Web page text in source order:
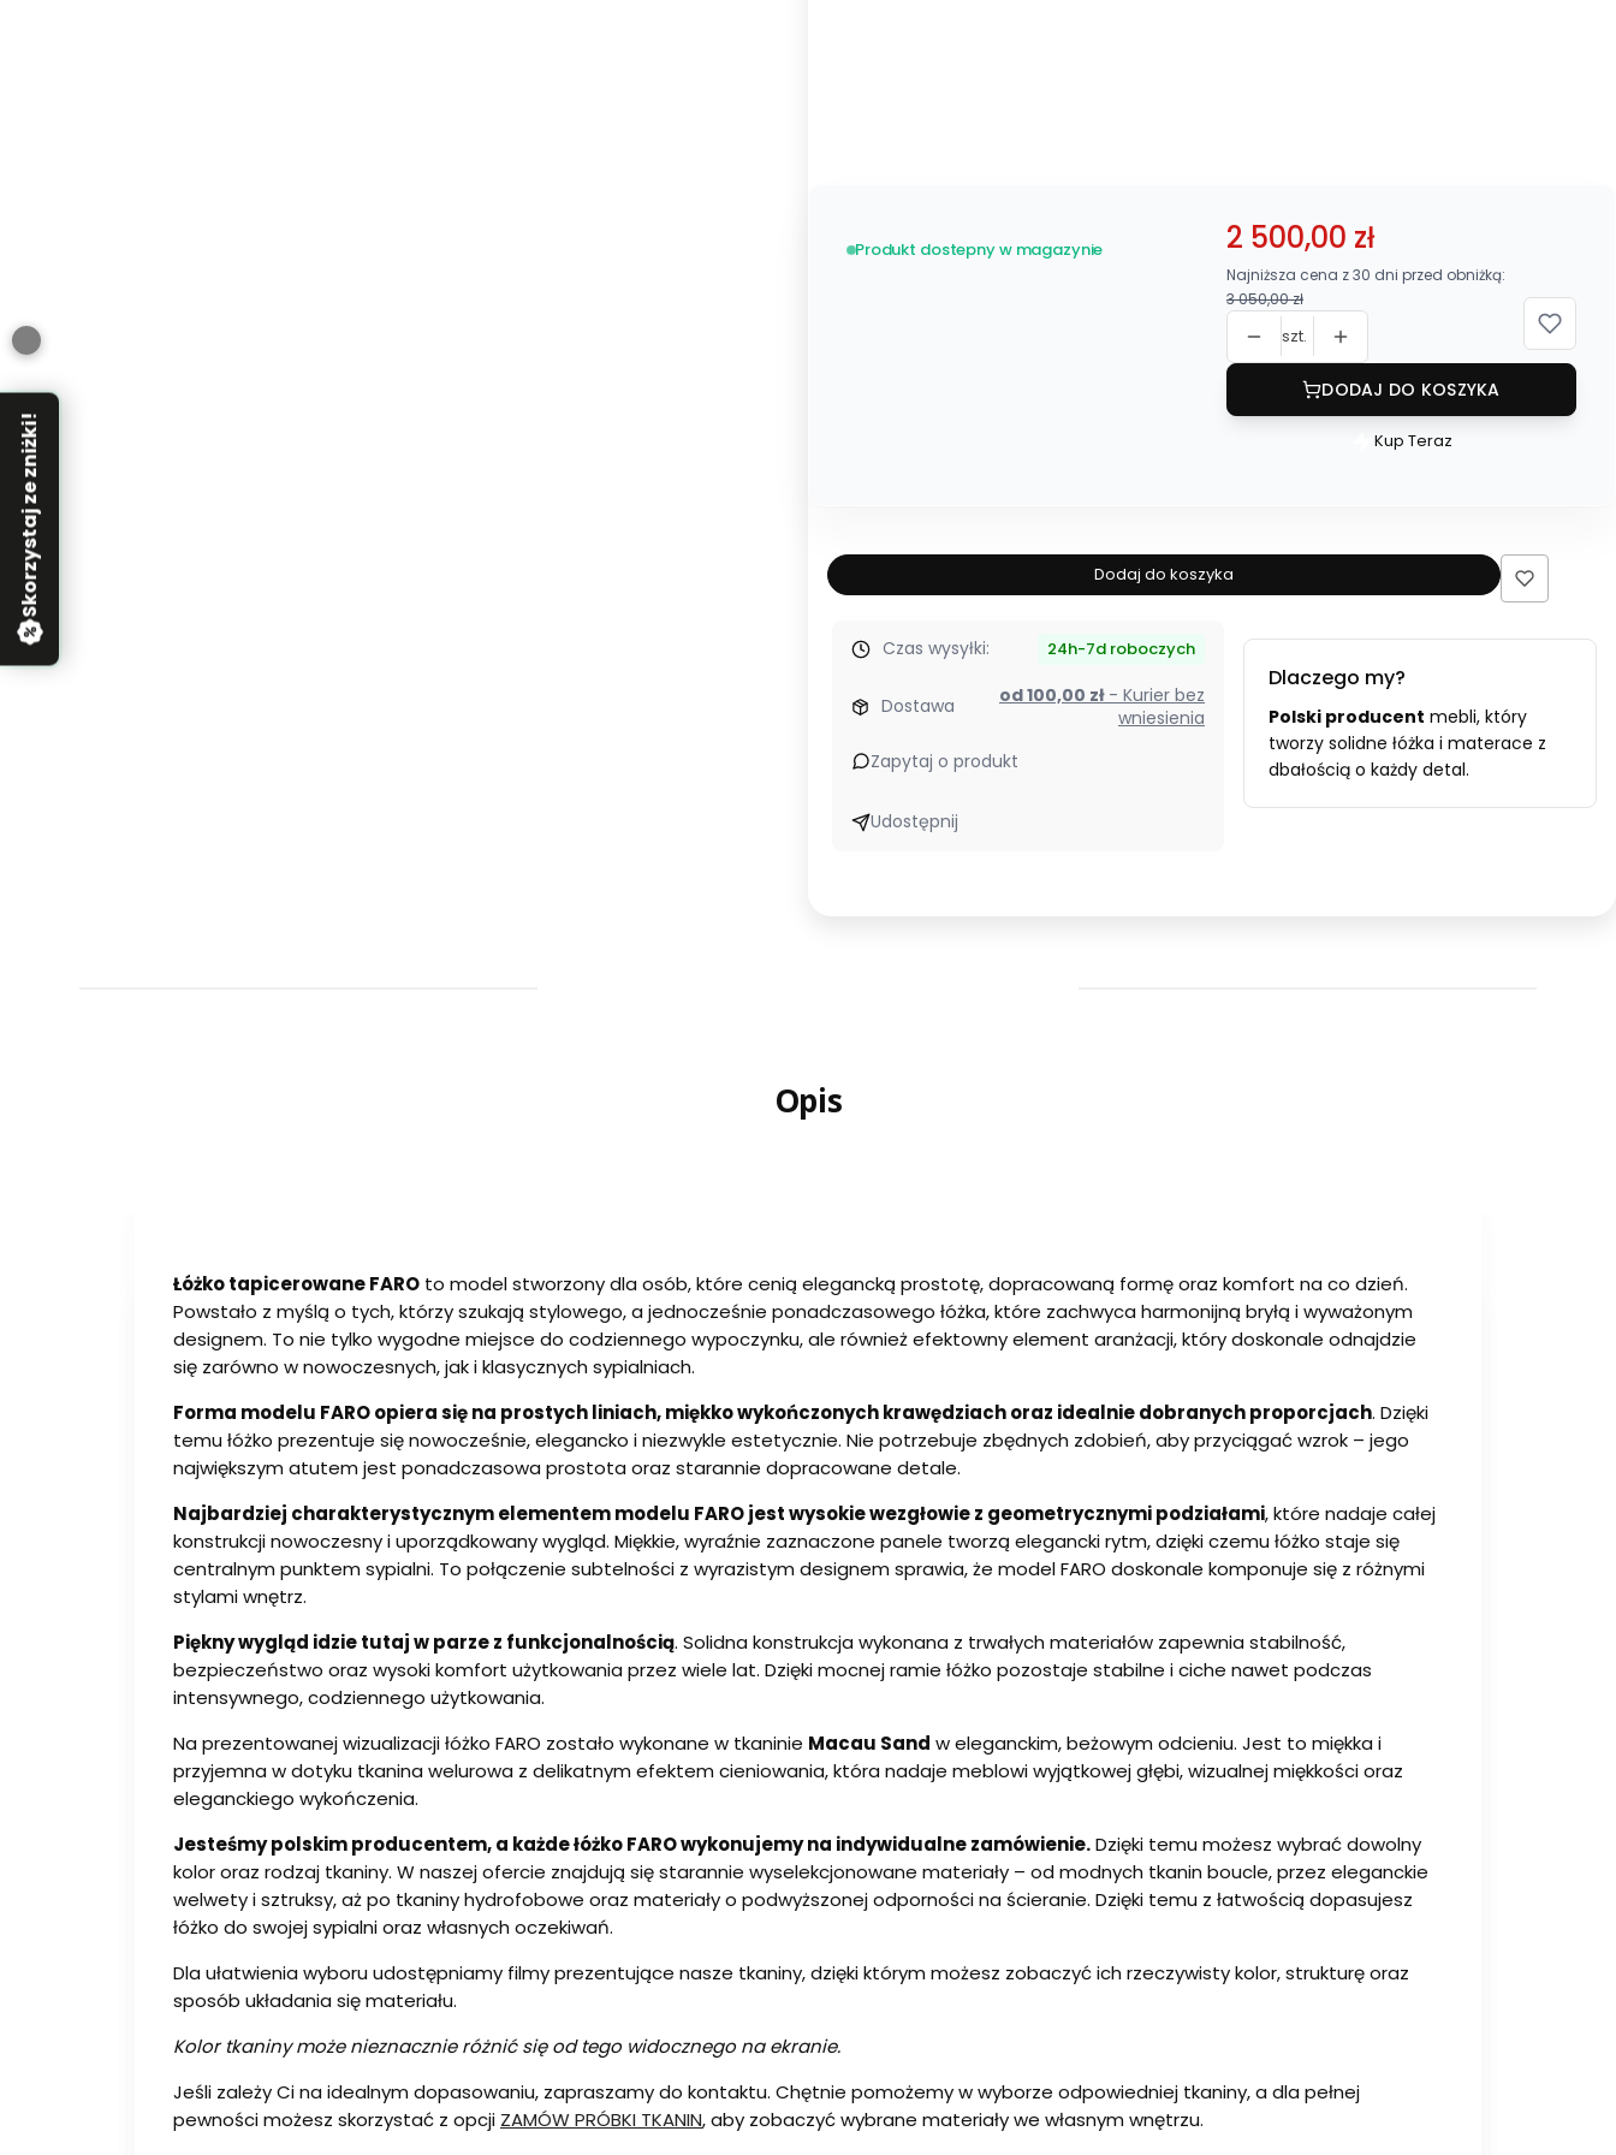
Produkt dostepny w magazynie 2 500,00 zł
Najniższa cena z 30 dni przed obniżką:
3 050,00 zł
szt.
DODAJ DO KOSZYKA
Szybki
tapicerowane
beżowe
ze
stelażem
i
Kup Teraz
Dodaj do koszyka
Czas wysyłki: 24h-7d roboczych
Dostawa od 100,00 zł - Kurier bez
wniesienia
Zapytaj o produkt
Udostępnij
Dlaczego my?
Polski producent mebli, który
tworzy solidne łóżka i materace z
dbałością o każdy detal.
Opis
Łóżko tapicerowane FARO to model stworzony dla osób, które cenią elegancką prostotę, dopracowaną formę oraz komfort na co dzień.
Powstało z myślą o tych, którzy szukają stylowego, a jednocześnie ponadczasowego łóżka, które zachwyca harmonijną bryłą i wyważonym
designem. To nie tylko wygodne miejsce do codziennego wypoczynku, ale również efektowny element aranżacji, który doskonale odnajdzie
się zarówno w nowoczesnych, jak i klasycznych sypialniach.
Forma modelu FARO opiera się na prostych liniach, miękko wykończonych krawędziach oraz idealnie dobranych proporcjach. Dzięki
temu łóżko prezentuje się nowocześnie, elegancko i niezwykle estetycznie. Nie potrzebuje zbędnych zdobień, aby przyciągać wzrok – jego
największym atutem jest ponadczasowa prostota oraz starannie dopracowane detale.
Najbardziej charakterystycznym elementem modelu FARO jest wysokie wezgłowie z geometrycznymi podziałami, które nadaje całej
konstrukcji nowoczesny i uporządkowany wygląd. Miękkie, wyraźnie zaznaczone panele tworzą elegancki rytm, dzięki czemu łóżko staje się
centralnym punktem sypialni. To połączenie subtelności z wyrazistym designem sprawia, że model FARO doskonale komponuje się z różnymi
stylami wnętrz.
Piękny wygląd idzie tutaj w parze z funkcjonalnością. Solidna konstrukcja wykonana z trwałych materiałów zapewnia stabilność,
bezpieczeństwo oraz wysoki komfort użytkowania przez wiele lat. Dzięki mocnej ramie łóżko pozostaje stabilne i ciche nawet podczas
intensywnego, codziennego użytkowania.
Na prezentowanej wizualizacji łóżko FARO zostało wykonane w tkaninie Macau Sand w eleganckim, beżowym odcieniu. Jest to miękka i
przyjemna w dotyku tkanina welurowa z delikatnym efektem cieniowania, która nadaje meblowi wyjątkowej głębi, wizualnej miękkości oraz
eleganckiego wykończenia.
Jesteśmy polskim producentem, a każde łóżko FARO wykonujemy na indywidualne zamówienie.Dzięki temu możesz wybrać dowolny
kolor oraz rodzaj tkaniny. W naszej ofercie znajdują się starannie wyselekcjonowane materiały – od modnych tkanin boucle, przez eleganckie
welwety i sztruksy, aż po tkaniny hydrofobowe oraz materiały o podwyższonej odporności na ścieranie. Dzięki temu z łatwością dopasujesz
łóżko do swojej sypialni oraz własnych oczekiwań.
Dla ułatwienia wyboru udostępniamy filmy prezentujące nasze tkaniny, dzięki którym możesz zobaczyć ich rzeczywisty kolor, strukturę oraz
sposób układania się materiału.
Kolor tkaniny może nieznacznie różnić się od tego widocznego na ekranie.
Jeśli zależy Ci na idealnym dopasowaniu, zapraszamy do kontaktu. Chętnie pomożemy w wyborze odpowiedniej tkaniny, a dla pełnej
pewności możesz skorzystać z opcji ZAMÓW PRÓBKI TKANIN, aby zobaczyć wybrane materiały we własnym wnętrzu.
Skorzystaj ze zniżki!